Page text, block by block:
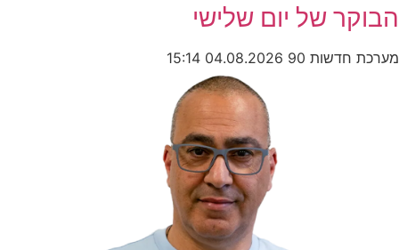
הבוקר של יום שלישי
מערכת חדשות 90 04.08.2026
15:14